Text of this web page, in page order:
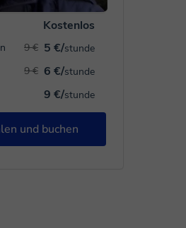
Kostenlos
5 €/stunde
9 €
6 €/stunde
9 €
9 €/stunde
und buchen